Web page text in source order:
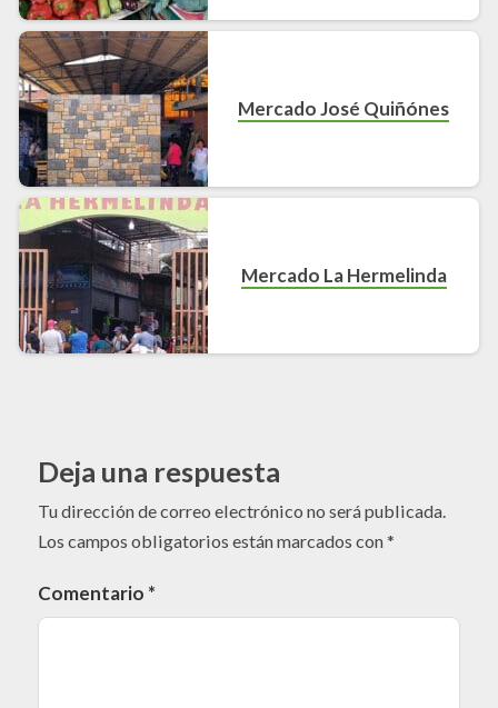
Mercado José Quiñónes
Mercado La Hermelinda
Deja una respuesta
Tu dirección de correo electrónico no será publicada.
Los campos obligatorios están marcados con*
Comentario *